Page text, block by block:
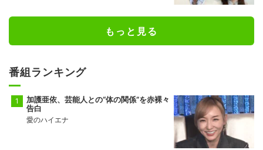
もっと見る
番組ランキング
加護亜依、芸能人との“体の関係”を赤裸々
告白
愛のハイエナ